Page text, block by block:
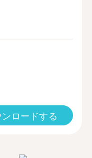
ロードする